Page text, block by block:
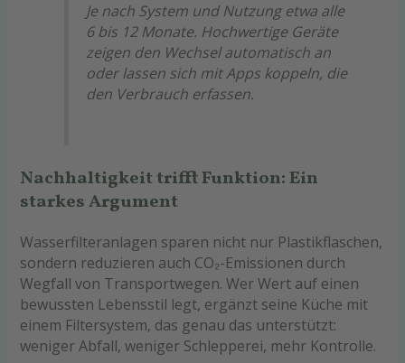
Je nach System und Nutzung etwa alle
6 bis 12 Monate. Hochwertige Geräte
zeigen den Wechsel automatisch an
oder lassen sich mit Apps koppeln, die
den Verbrauch erfassen.
Nachhaltigkeit trifft Funktion: Ein
starkes Argument
Wasserfilteranlagen sparen nicht nur Plastikflaschen,
sondern reduzieren auch CO₂-Emissionen durch
Wegfall von Transportwegen. Wer Wert auf einen
bewussten Lebensstil legt, ergänzt seine Küche mit
einem Filtersystem, das genau das unterstützt:
weniger Abfall, weniger Schlepperei, mehr Kontrolle.